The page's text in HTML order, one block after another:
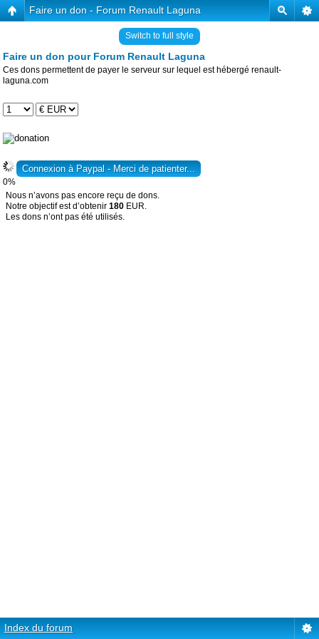
Faire un don - Forum Renault Laguna
Switch to full style
Faire un don pour Forum Renault Laguna
Ces dons permettent de payer le serveur sur lequel est hébergé renault-
laguna.com
0%
Nous n’avons pas encore reçu de dons.
Notre objectif est d’obtenir 180 EUR.
Les dons n’ont pas été utilisés.
Index du forum